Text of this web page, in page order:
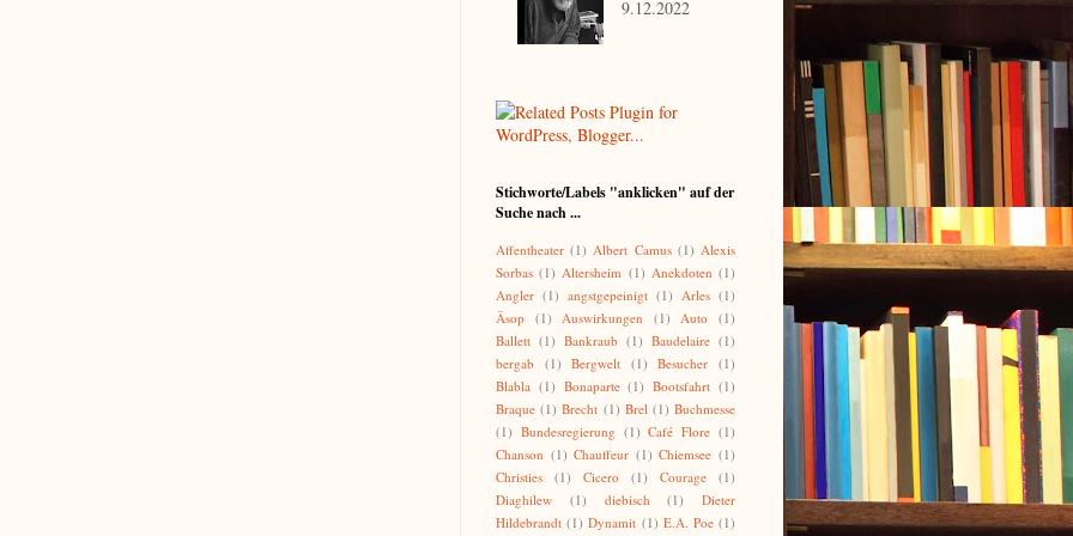
9.12.2022
Stichworte/Labels "anklicken" auf der
Suche nach ...
Affentheater (1) Albert Camus (1) Alexis
Sorbas (1) Altersheim (1) Anekdoten (1)
Angler (1) angstgepeinigt (1) Arles (1)
Äsop (1) Auswirkungen (1) Auto
(1)
Ballett (1) Bankraub (1) Baudelaire (1)
bergab (1) Bergwelt (1) Besucher
(1)
Blabla (1) Bonaparte (1) Bootsfahrt (1)
Braque (1) Brecht (1) Brel (1) Buchmesse
(1) Bundesregierung (1) Café Flore (1)
Chanson (1) Chauffeur (1) Chiemsee (1)
Christies
(1) Cicero (1) Courage
(1)
Diaghilew
(1) diebisch (1)
Dieter
Hildebrandt (1) Dynamit (1) E.A. Poe (1)